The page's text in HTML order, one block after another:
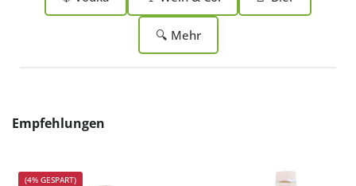
🔍 Mehr
Produktgalerie überspringen
Empfehlungen
(4% GESPART)